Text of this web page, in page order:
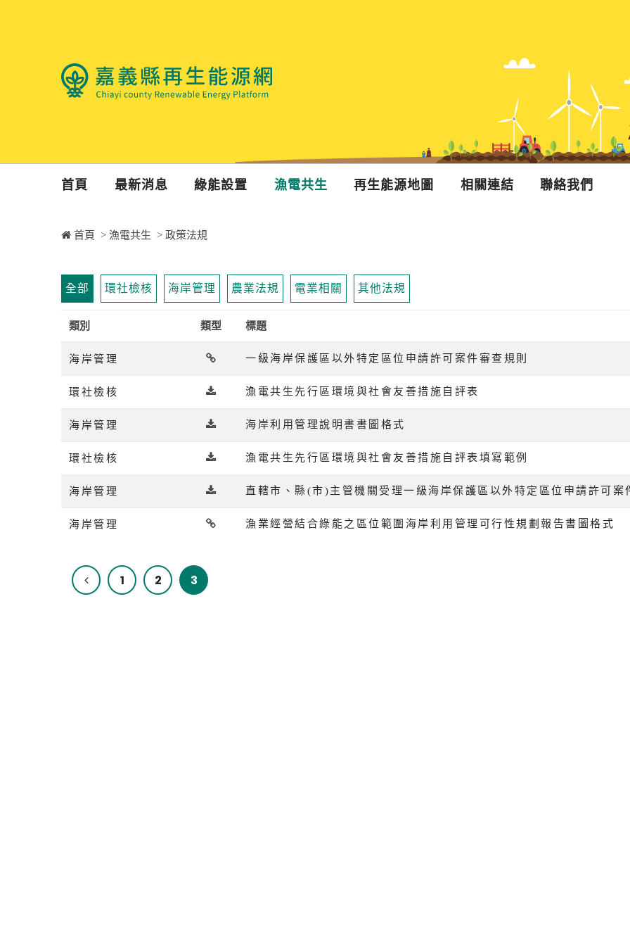
首頁 最新消息 綠能設置 漁電共生 再生能源地圖 相關連結 聯絡我們
首頁 >漁電共生 > 政策法規
全部 環社檢核 海岸管理 農業法規 電業相關 其他法規
類別 類型 標題
海岸管理 一級海岸保護區以外特定區位申請許可案件審查規則
環社檢核 漁電共生先行區環境與社會友善措施自評表
海岸管理 海岸利用管理說明書書圖格式
環社檢核 漁電共生先行區環境與社會友善措施自評表填寫範例
海岸管理 直轄市、縣(市)主管機關受理一級海岸保護區以外特定區位申請許可案
海岸管理 漁業經營結合綠能之區位範圍海岸利用管理可行性規劃報告書圖格式
1 2 3